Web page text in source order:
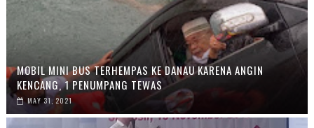
MOBIL MINI BUS TERHEMPAS KE DANAU KARENA ANGIN
KENCANG, 1 PENUMPANG TEWAS
MAY 31, 2021